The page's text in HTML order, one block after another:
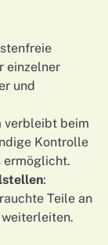
einzelner
und
verbleibt beim
Kontrolle
ermöglicht.
:
Teile an